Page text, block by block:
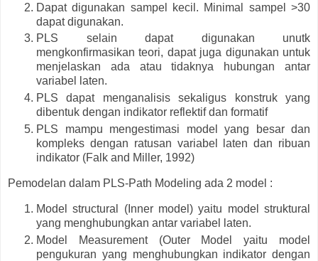
Dapat digunakan sampel kecil. Minimal sampel >30
dapat digunakan.
PLS selain dapat digunakan unutk
mengkonfirmasikan teori, dapat juga digunakan untuk
menjelaskan ada atau tidaknya hubungan antar
variabel laten.
PLS dapat menganalisis sekaligus konstruk yang
dibentuk dengan indikator reflektif dan formatif
PLS mampu mengestimasi model yang besar dan
kompleks dengan ratusan variabel laten dan ribuan
indikator (Falk and Miller, 1992)
Pemodelan dalam PLS-Path Modeling ada 2 model :
Model structural (Inner model) yaitu model struktural
yang menghubungkan antar variabel laten.
Model Measurement (Outer Model yaitu model
pengukuran yang menghubungkan indikator dengan